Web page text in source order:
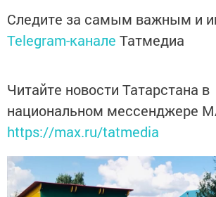
Следите за самым важным и
Telegram-канале Татмедиа
Читайте новости Татарстана в
национальном мессенджере
https://max.ru/tatmedia